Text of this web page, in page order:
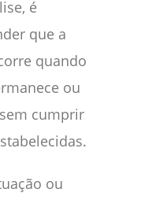
é
que a
quando
ou
cumprir
ou